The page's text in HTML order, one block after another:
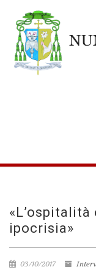
«L’ospitalità
ipocrisia»
03/10/2017